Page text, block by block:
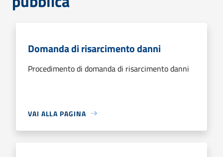
Domanda di risarcimento danni
Procedimento di domanda di risarcimento danni
VAI ALLA PAGINA